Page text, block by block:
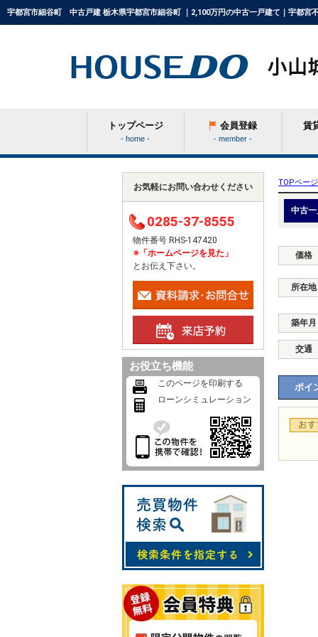
宇都宮市細谷町 中古戸建 栃木県宇都宮市細谷町 ｜2,100万円の中古一戸建て｜宇都宮
トップページ
- home -
会員登録
- member -
賃
条件から探す
町名から探す
TOPページ
中古
価格
所在地
築年月
交通
ポイ
お気軽にお問い合わせください
0285-37-8555
物件番号 RHS-147420
※「ホームページを見た」
とお伝え下さい。
お役立ち機能
このページを印刷する
ローンシミュレーション